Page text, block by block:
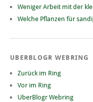
Weniger Arbeit mit der
Welche Pflanzen für
UBERBLOGR WEBRING
Zurück im Ring
Vor im Ring
UberBlogr Webring